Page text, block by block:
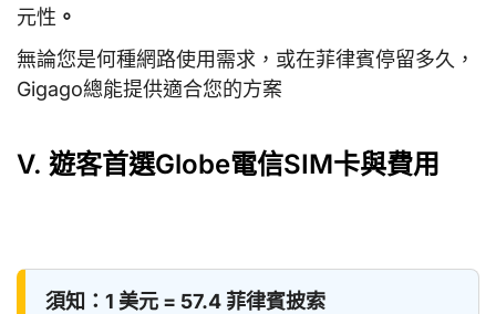
元性 。
無論您是何種網路使用需求，或在菲律賓停留多久，
Gigago總能提供適合您的方案
V. 遊客首選Globe電信SIM卡與費用
須知：1 美元 = 57.4 菲律賓披索